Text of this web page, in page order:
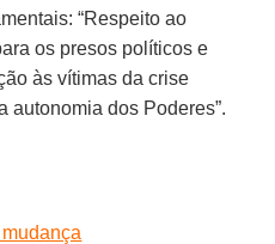
“Respeito ao
os presos políticos e
às vítimas da crise
autonomia dos Poderes”.